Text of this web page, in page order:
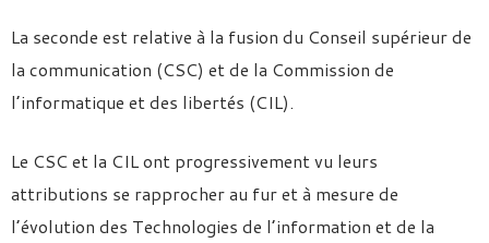
La seconde est relative à la fusion du Conseil supérieur de
la communication (CSC) et de la Commission de
l’informatique et des libertés (CIL).
Le CSC et la CIL ont progressivement vu leurs
attributions se rapprocher au fur et à mesure de
l’évolution des Technologies de l’information et de la